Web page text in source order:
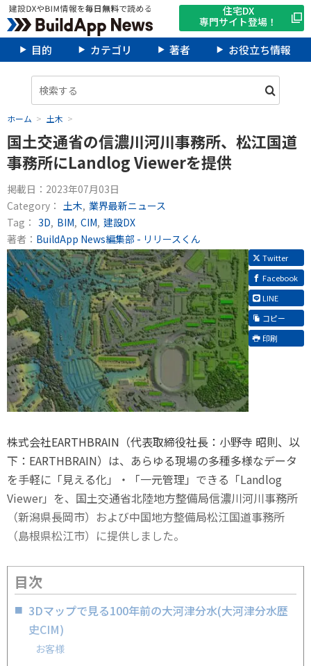
住宅DX
専門サイト登場！
目的 カテゴリ 著者 お役立ち情報
ホーム 土木
国土交通省の信濃川河川事務所、松江国道
事務所にLandlog Viewerを提供
掲載日： 2023年07月03日
Category： 土木 業界最新ニュース
Tag： 3D BIM CIM 建設DX
著者： BuildApp News編集部 - リリースくん
Twitter
Facebook
LINE
コピー
印刷
株式会社EARTHBRAIN（代表取締役社長：小野寺 昭則、以
下：EARTHBRAIN）は、あらゆる現場の多種多様なデータ
を手軽に「見える化」・「一元管理」できる「Landlog
Viewer」を、国土交通省北陸地方整備局信濃川河川事務所
（新潟県長岡市）および中国地方整備局松江国道事務所
（島根県松江市）に提供しました。
目次
3Dマップで見る100年前の大河津分水(大河津分水歴
史CIM)
お客様